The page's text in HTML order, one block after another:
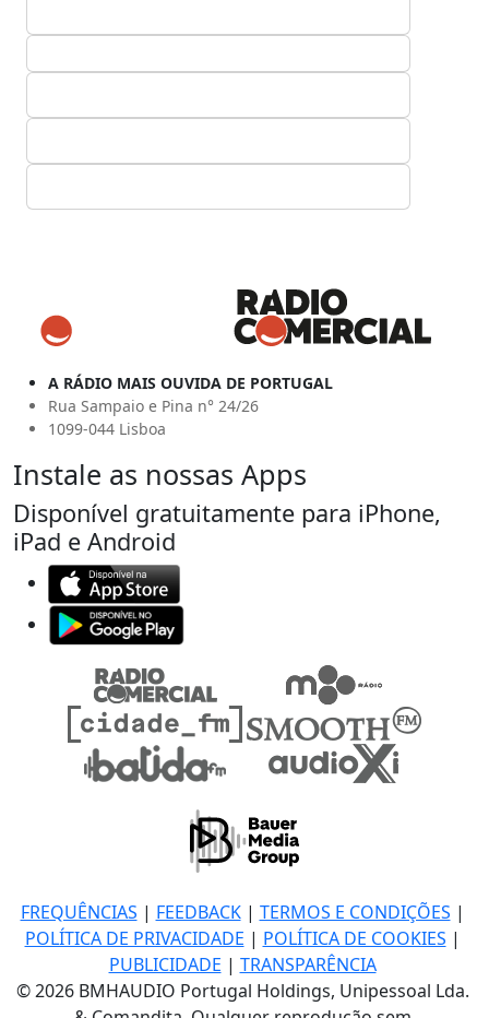
A RÁDIO MAIS OUVIDA DE PORTUGAL
Rua Sampaio e Pina n° 24/26
1099-044 Lisboa
Instale as nossas Apps
Disponível gratuitamente para iPhone,
iPad e Android
FREQUÊNCIAS | FEEDBACK| TERMOS E CONDIÇÕES |
POLÍTICA DE PRIVACIDADE | POLÍTICA DE COOKIES |
PUBLICIDADE | TRANSPARÊNCIA
© 2026 BMHAUDIO Portugal Holdings, Unipessoal Lda.